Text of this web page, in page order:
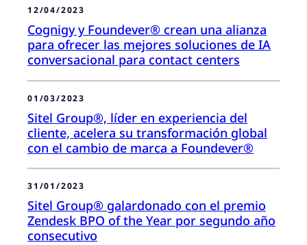
12/04/2023
Cognigy y Foundever® crean una alianza
para ofrecer las mejores soluciones de IA
conversacional para contact centers
01/03/2023
Sitel Group®, líder en experiencia del
cliente, acelera su transformación global
con el cambio de marca a Foundever®
31/01/2023
Sitel Group® galardonado con el premio
Zendesk BPO of the Year por segundo año
consecutivo